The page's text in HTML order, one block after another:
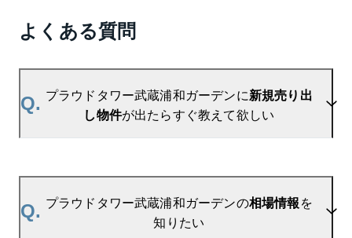
よくある質問
Q. プラウドタワー武蔵浦和ガーデンに新規売り出
し物件が出たらすぐ教えて欲しい
A.当サイトには、「売り出されたら教えて」リクエス
ト機能がございます。お気に入りのマンションをご
登録いただきますと、新着情報をいち早くお届けし
Q. プラウドタワー武蔵浦和ガーデンの相場情報 を
知りたい